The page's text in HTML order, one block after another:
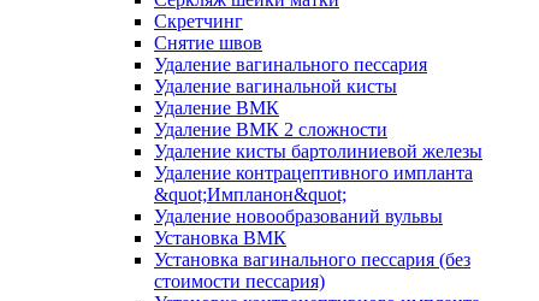
Скретчинг
Снятие швов
Удаление вагинального пессария
Удаление вагинальной кисты
Удаление ВМК
Удаление ВМК 2 сложности
Удаление кисты бартолиниевой железы
Удаление контрацептивного импланта
&quot;Импланон&quot;
Удаление новообразований вульвы
Установка ВМК
Установка вагинального пессария (без
стоимости пессария)